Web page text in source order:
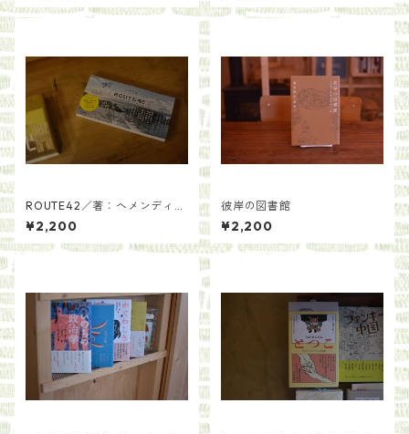
ROUTE42／著：ヘメンディン
ガー 綾 写真：丸山由起
¥2,200
彼岸の図書館
¥2,200